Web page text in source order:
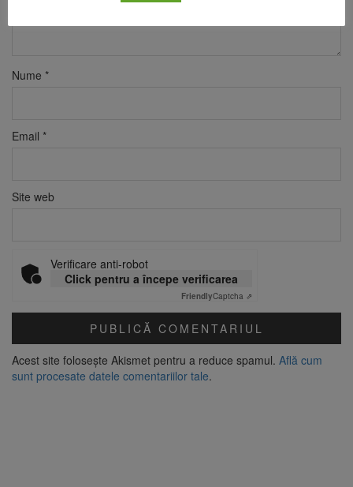
Nume *
Email *
Site web
Verificare anti-robot
Click pentru a începe verificarea
FriendlyCaptcha ⇗
Acest site folosește Akismet pentru a reduce spamul. Află cum
sunt procesate datele comentariilor tale.